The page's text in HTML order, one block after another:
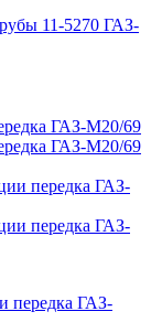
11-5270 ГАЗ-
передка ГАЗ-